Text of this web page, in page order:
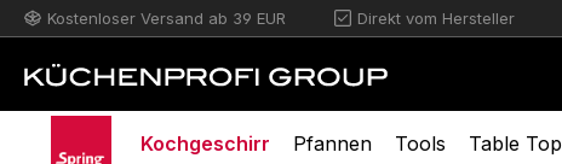
Hauptinhalt springen
Zur Suche springen
Zur Hauptnavigation springen
Kostenloser Versand ab 39 EUR Direkt vom Hersteller
Kochgeschirr Pfannen Tools Table Top